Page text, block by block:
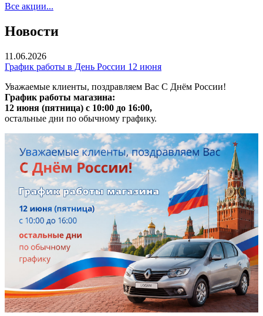
Все акции...
Новости
11.06.2026
График работы в День России 12 июня
Уважаемые клиенты, поздравляем Вас С Днём России!
График работы магазина:
12 июня (пятница) с 10:00 до 16:00,
остальные дни по обычному графику.